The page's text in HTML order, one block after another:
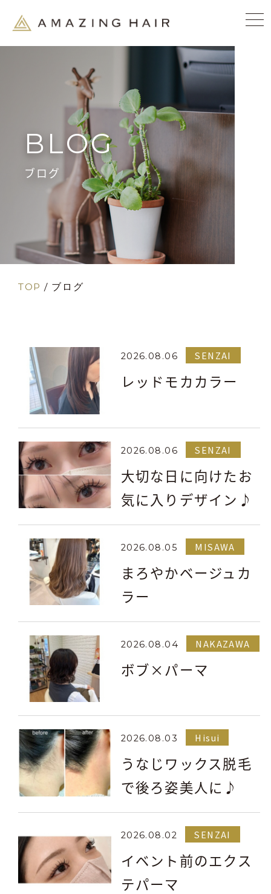
BLOG
ブログ
TOP / ブログ
2026.08.06 SENZAI
レッドモカカラー
2026.08.06 SENZAI
大切な日に向けたお
気に入りデザイン♪
2026.08.05 MISAWA
まろやかベージュカ
ラー
2026.08.04 NAKAZAWA
ボブ×パーマ
2026.08.03 Hisui
うなじワックス脱毛
で後ろ姿美人に♪
2026.08.02 SENZAI
イベント前のエクス
テパーマ